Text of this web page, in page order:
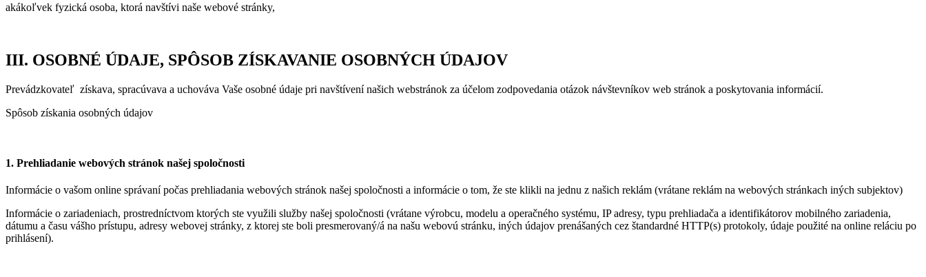
akákoľvek fyzická osoba, ktorá navštívi naše webové stránky,
III. OSOBNÉ ÚDAJE, SPÔSOB ZÍSKAVANIE OSOBNÝCH ÚDAJOV
Prevádzkovateľ získava, spracúvava a uchováva Vaše osobné údaje pri navštívení našich webstránok za účelom zodpovedania otázok návštevníkov web stránok a poskytovania informácií.
Spôsob získania osobných údajov
1. Prehliadanie webových stránok našej spoločnosti
Informácie o vašom online správaní počas prehliadania webových stránok našej spoločnosti a informácie o tom, že ste klikli na jednu z našich reklám (vrátane reklám na webových stránkach iných subjektov)
Informácie o zariadeniach, prostredníctvom ktorých ste využili služby našej spoločnosti (vrátane výrobcu, modelu a operačného systému, IP adresy, typu prehliadača a identifikátorov mobilného zariadenia,
dátumu a času vášho prístupu, adresy webovej stránky, z ktorej ste boli presmerovaný/á na našu webovú stránku, iných údajov prenášaných cez štandardné HTTP(s) protokoly, údaje použité na online reláciu po
prihlásení).